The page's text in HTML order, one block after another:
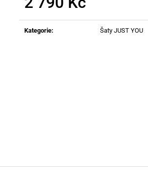
Kategorie: Šaty JUST YOU